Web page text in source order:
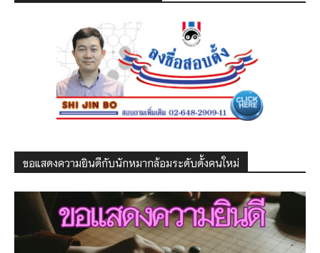
ขอแสดงความยินดีกับนักหมากล้อมระดับดั้งคนใหม่